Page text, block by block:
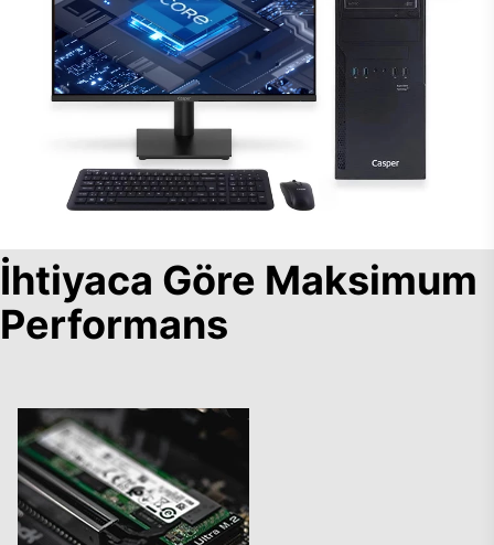
İhtiyaca Göre Maksimum
Performans